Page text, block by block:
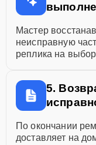
Мастер
неисправную
реплика на
5.
По окончании
доставляет на